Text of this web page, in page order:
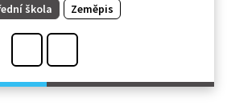
škola Zeměpis